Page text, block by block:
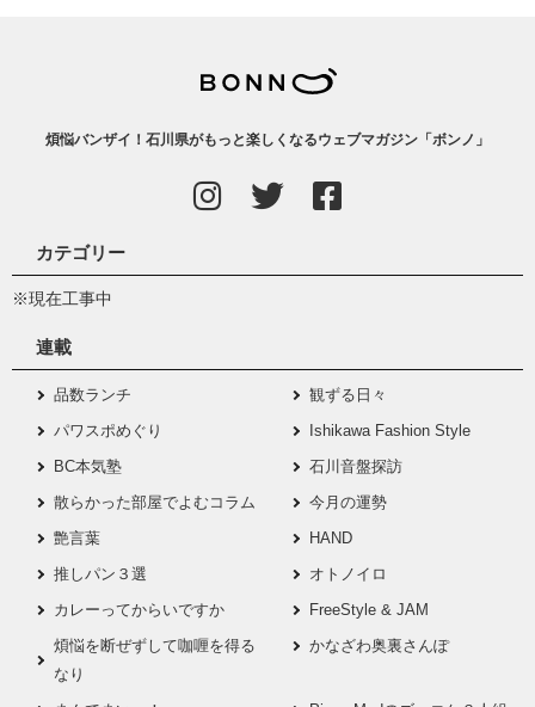
煩悩バンザイ！石川県がもっと楽しくなるウェブマガジン「ボンノ」
カテゴリー
※現在工事中
連載
品数ランチ
観ずる日々
パワスポめぐり
Ishikawa Fashion Style
BC本気塾
石川音盤探訪
散らかった部屋でよむコラム
今月の運勢
艶言葉
HAND
推しパン３選
オトノイロ
カレーってからいですか
FreeStyle & JAM
煩悩を断ぜずして咖喱を得る
なり
かなざわ奥裏さんぽ